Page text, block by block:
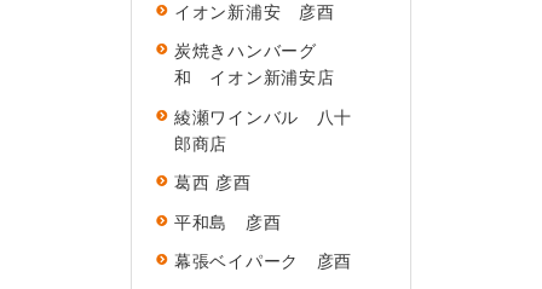
イオン新浦安 彦酉
炭焼きハンバーグ
和 イオン新浦安店
綾瀬ワインバル 八十
郎商店
葛西 彦酉
平和島 彦酉
幕張ベイパーク 彦酉